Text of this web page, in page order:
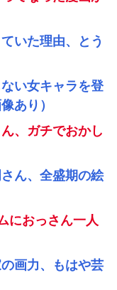
いた理由、とう
い女キャラを登
あり）
、ガチでおかし
ん、全盛期の絵
におっさん一人
画力、もはや芸